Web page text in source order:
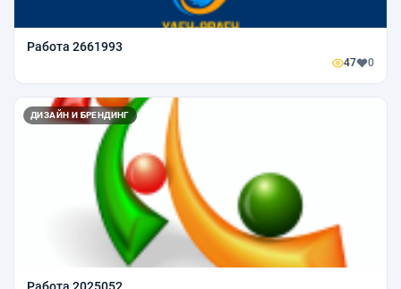
Работа 2661993
47 0
ДИЗАЙН И БРЕНДИНГ